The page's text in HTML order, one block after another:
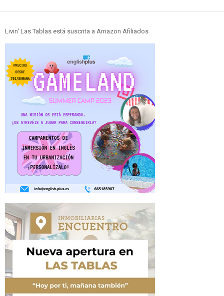
Livin' Las Tablas está suscrita a Amazon Afiliados